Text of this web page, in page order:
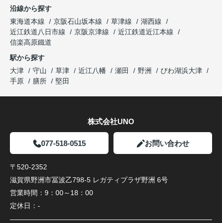
沿線から探す
東海道本線
京阪石山坂本線 草津線
湖西線
近江鉄道八日市線
京阪京津線
近江鉄道近江本線
信楽高原鐵道
駅から探す
大津
守山 草津 近江八幡 瀬田 野洲
びわ湖浜大津
手原
膳所 堅田
株式会社UNO
077-518-0515 お問い合わせ
〒520-2352
滋賀県野洲市冨波乙798-5 レガティプラザ野洲 6号
営業時間： 9：00～18：00
定休日： -